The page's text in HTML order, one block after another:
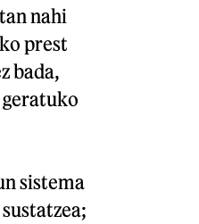
nahi
prest
bada,
sistema